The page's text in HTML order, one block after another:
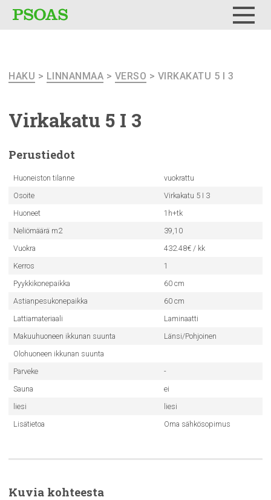
HAKU > LINNANMAA > VERSO > VIRKAKATU 5 I 3
Virkakatu 5 I 3
Perustiedot
Huoneiston tilanne
vuokrattu
Osoite
Virkakatu 5 I 3
Huoneet
1h+tk
Neliömäärä m2
39,10
Vuokra
432.48€ / kk
Kerros
1
Pyykkikonepaikka
60 cm
Astianpesukonepaikka
60 cm
Lattiamateriaali
Laminaatti
Makuuhuoneen ikkunan suunta
Länsi/Pohjoinen
Olohuoneen ikkunan suunta
Parveke
-
Sauna
ei
liesi
liesi
Lisätietoa
Oma sähkösopimus
Kuvia kohteesta